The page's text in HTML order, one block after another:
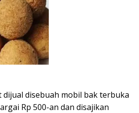
dijual disebuah mobil bak terbuka
Rp 500-an dan disajikan